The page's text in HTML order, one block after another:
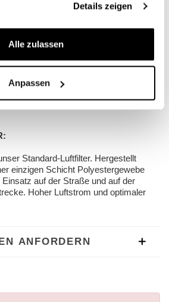
Details zeigen
Alle zulassen
Anpassen
Standard-Luftfilter. Hergestellt
einzigen Schicht Polyestergewebe
Einsatz auf der Straße und auf der
Hoher Luftstrom und optimaler
ANFORDERN